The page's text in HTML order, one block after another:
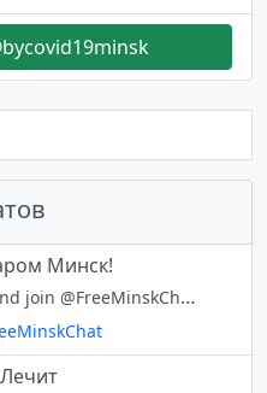
Минск!
You can view and join @FreeMinskChat right away.